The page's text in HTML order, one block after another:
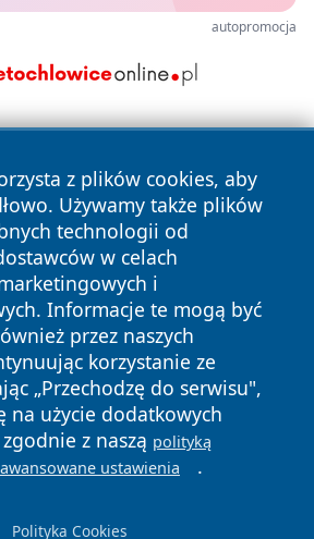
autopromocja
z plików cookies, aby
Używamy także plików
technologii od
w celach
i
Informacje te mogą być
przez naszych
korzystanie ze
„Przechodzę do serwisu",
na użycie dodatkowych
z naszą polityką
ustawienia .
Polityka Cookies
Wszystkie prawa
Polityka
Cookies